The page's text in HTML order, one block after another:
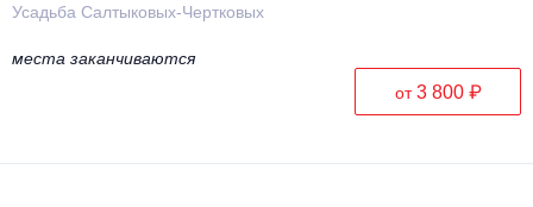
Усадьба Салтыковых-Чертковых
места заканчиваются
от3 800 ₽